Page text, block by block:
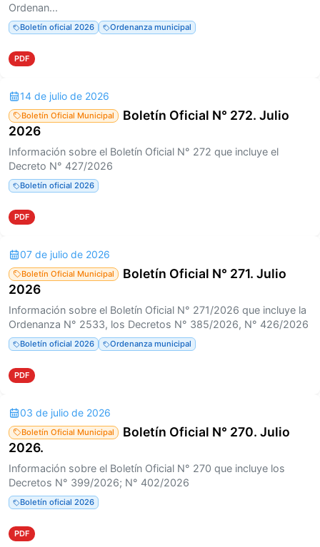
Ordenan...
Boletín oficial 2026 Ordenanza municipal
PDF
14 de julio de 2026
Boletín Oficial Municipal
Boletín Oficial N° 272. Julio
2026
Información sobre el Boletín Oficial N° 272 que incluye el
Decreto N° 427/2026
Boletín oficial 2026
PDF
07 de julio de 2026
Boletín Oficial Municipal
Boletín Oficial N° 271. Julio
2026
Información sobre el Boletín Oficial N° 271/2026 que incluye la
Ordenanza N° 2533, los Decretos N° 385/2026, N° 426/2026
Boletín oficial 2026 Ordenanza municipal
PDF
03 de julio de 2026
Boletín Oficial Municipal
Boletín Oficial N° 270. Julio
2026.
Información sobre el Boletín Oficial N° 270 que incluye los
Decretos N° 399/2026; N° 402/2026
Boletín oficial 2026
PDF